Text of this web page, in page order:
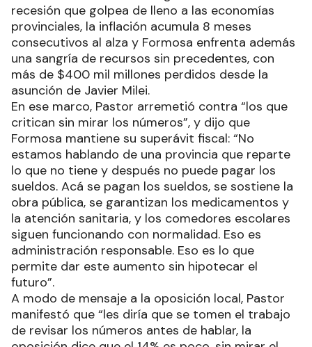
recesión que golpea de lleno a las economías
provinciales, la inflación acumula 8 meses
consecutivos al alza y Formosa enfrenta además
una sangría de recursos sin precedentes, con
más de $400 mil millones perdidos desde la
asunción de Javier Milei.
En ese marco, Pastor arremetió contra “los que
critican sin mirar los números”, y dijo que
Formosa mantiene su superávit fiscal: “No
estamos hablando de una provincia que reparte
lo que no tiene y después no puede pagar los
sueldos. Acá se pagan los sueldos, se sostiene la
obra pública, se garantizan los medicamentos y
la atención sanitaria, y los comedores escolares
siguen funcionando con normalidad. Eso es
administración responsable. Eso es lo que
permite dar este aumento sin hipotecar el
futuro”.
A modo de mensaje a la oposición local, Pastor
manifestó que “les diría que se tomen el trabajo
de revisar los números antes de hablar, la